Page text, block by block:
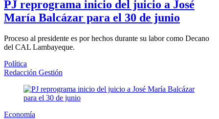
PJ reprograma inicio del juicio a José
María Balcázar para el 30 de junio
Proceso al presidente es por hechos durante su labor como Decano
del CAL Lambayeque.
Política
Redacción Gestión
Economía